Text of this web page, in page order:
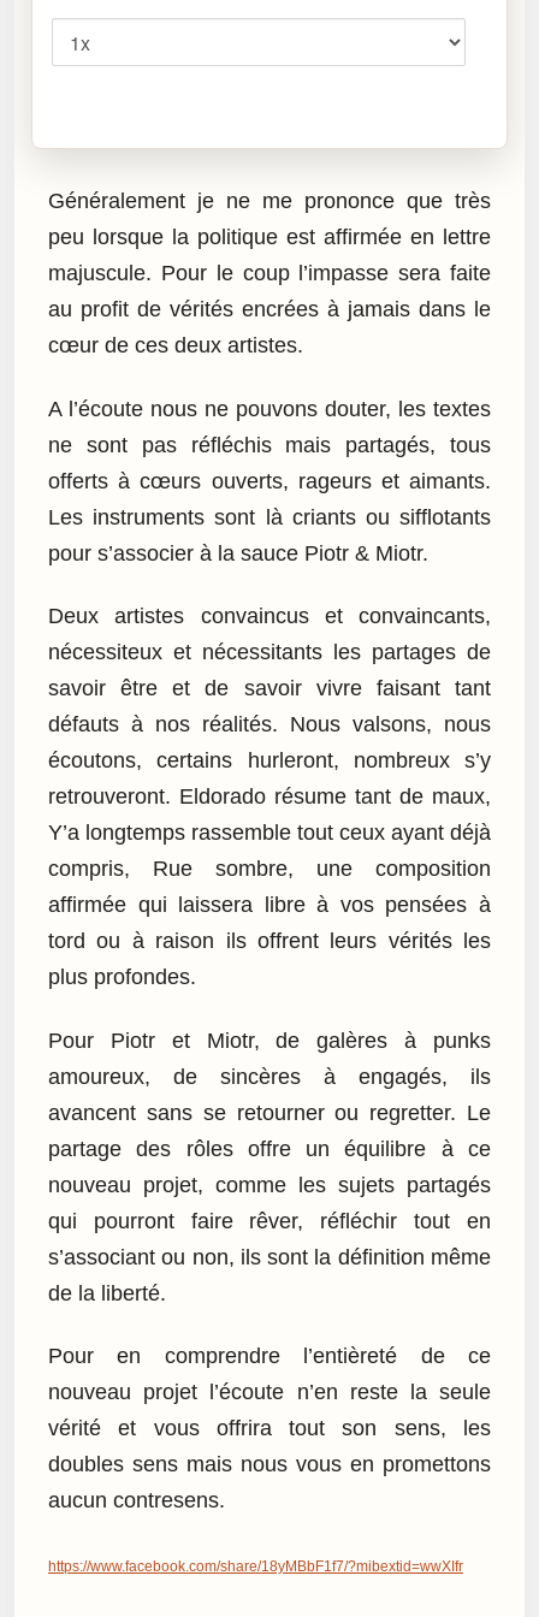
Généralement je ne me prononce que très
peu lorsque la politique est affirmée en lettre
majuscule. Pour le coup l’impasse sera faite
au profit de vérités encrées à jamais dans le
cœur de ces deux artistes.
A l’écoute nous ne pouvons douter, les textes
ne sont pas réfléchis mais partagés, tous
offerts à cœurs ouverts, rageurs et aimants.
Les instruments sont là criants ou sifflotants
pour s’associer à la sauce Piotr & Miotr.
Deux artistes convaincus et convaincants,
nécessiteux et nécessitants les partages de
savoir être et de savoir vivre faisant tant
défauts à nos réalités. Nous valsons, nous
écoutons, certains hurleront, nombreux s’y
retrouveront. Eldorado résume tant de maux,
Y’a longtemps rassemble tout ceux ayant déjà
compris, Rue sombre, une composition
affirmée qui laissera libre à vos pensées à
tord ou à raison ils offrent leurs vérités les
plus profondes.
Pour Piotr et Miotr, de galères à punks
amoureux, de sincères à engagés, ils
avancent sans se retourner ou regretter. Le
partage des rôles offre un équilibre à ce
nouveau projet, comme les sujets partagés
qui pourront faire rêver, réfléchir tout en
s’associant ou non, ils sont la définition même
de la liberté.
Pour en comprendre l’entièreté de ce
nouveau projet l’écoute n’en reste la seule
vérité et vous offrira tout son sens, les
doubles sens mais nous vous en promettons
aucun contresens.
https://www.facebook.com/share/18yMBbF1f7/?mibextid=wwXIfr